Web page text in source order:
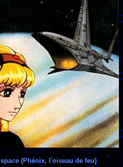
(Phénix, l'oiseau de feu)